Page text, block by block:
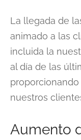
La llegada de
animado a las
incluida la
al día de las
nuestros
Aumento